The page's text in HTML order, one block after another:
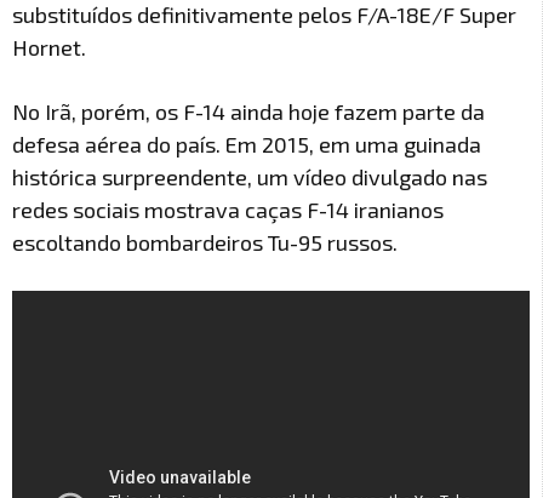
substituídos definitivamente pelos F/A-18E/F Super
Hornet.
No Irã, porém, os F-14 ainda hoje fazem parte da
defesa aérea do país. Em 2015, em uma guinada
histórica surpreendente, um vídeo divulgado nas
redes sociais mostrava caças F-14 iranianos
escoltando bombardeiros Tu-95 russos.